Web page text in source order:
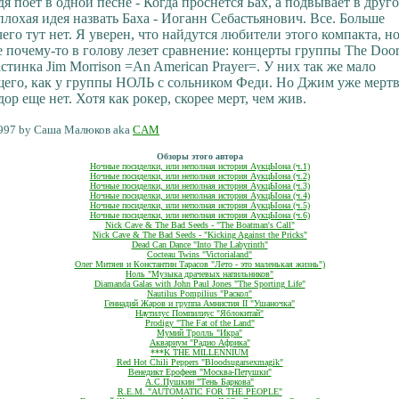
идея назвать Баха - Иоганн Себастьянович. Все. Больше
тут нет. Я уверен, что найдутся любители этого компакта, но
почему-то в голову лезет сравнение: концерты группы The
Jim Morrison =An American Prayer=. У них так же мало
как у группы НОЛЬ с сольником Феди. Но Джим уже
еще нет. Хотя как рокер, скорее мерт, чем жив.
by Саша Малюков aka CAM
Обзоры этого автора
Ночные посиделки, или неполная история АукцЫона (ч.1)
Ночные посиделки, или неполная история АукцЫона (ч.2)
Ночные посиделки, или неполная история АукцЫона (ч.3)
Ночные посиделки, или неполная история АукцЫона (ч.4)
Ночные посиделки, или неполная история АукцЫона (ч.5)
Ночные посиделки, или неполная история АукцЫона (ч.6)
Nick Cave & The Bad Seeds - "The Boatman's Call"
Nick Cave & The Bad Seeds - "Kicking Against the Pricks"
Dead Can Dance "Into The Labyrinth"
Cocteau Twins "Victorialand"
Олег Митяев и Константин Тарасов "Лето - это маленькая жизнь")
Ноль "Музыка драчевых напильников"
Diamanda Galas with John Paul Jones "The Sporting Life"
Nautilus Pompilius "Раскол"
Геннадий Жаров и группа Амнистия II "Ушаночка"
Наутилус Помпилиус "Яблокитай"
Prodigy "The Fat of the Land"
Мумий Тролль "Икра"
Аквариум "Радио Африка"
***K THE MILLENNIUM
Red Hot Chili Peppers "Bloodsugarsexmagik"
Венедикт Ерофеев "Москва-Петушки"
А.С.Пушкин "Тень Баркова"
R.E.M. "AUTOMATIC FOR THE PEOPLE"